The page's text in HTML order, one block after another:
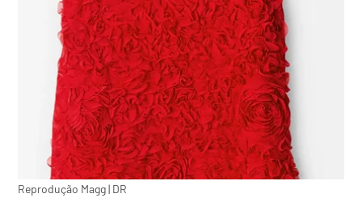
Reprodução Magg | DR